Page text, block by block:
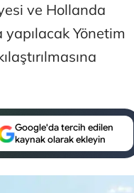
ve Hollanda
Yönetim
Google'da tercih edilen
kaynak olarak ekleyin